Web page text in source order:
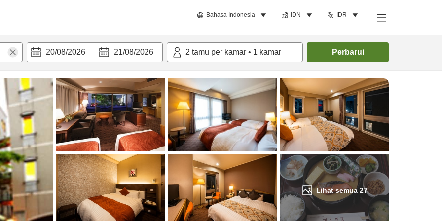
Bahasa Indonesia IDN IDR
20/08/2026 21/08/2026 2 tamu per kamar • 1 kamar Perbarui
Lihat semua 27
Cari kamar